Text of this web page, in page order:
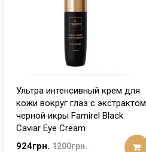
Ультра интенсивный крем для
кожи вокруг глаз с экстрактом
черной икры Famirel Black
Caviar Eye Cream
924грн. 1200грн.